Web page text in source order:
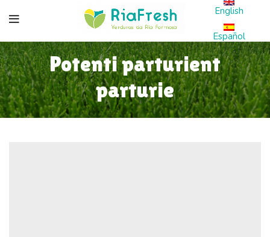
English
Español
Potenti parturient
parturie